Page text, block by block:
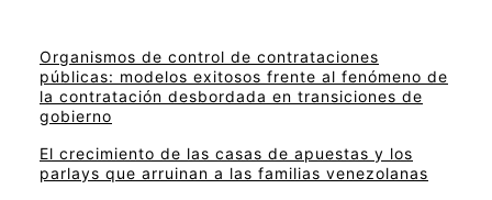
Organismos de control de contrataciones
públicas: modelos exitosos frente al fenómeno de
la contratación desbordada en transiciones de
gobierno
El crecimiento de las casas de apuestas y los
parlays que arruinan a las familias venezolanas